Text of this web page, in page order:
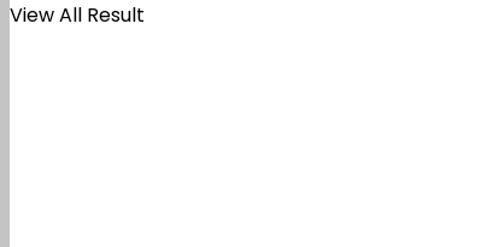
View All Result